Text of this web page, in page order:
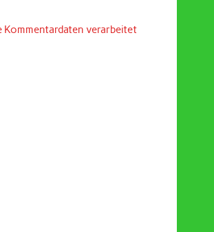
Kommentardaten verarbeitet